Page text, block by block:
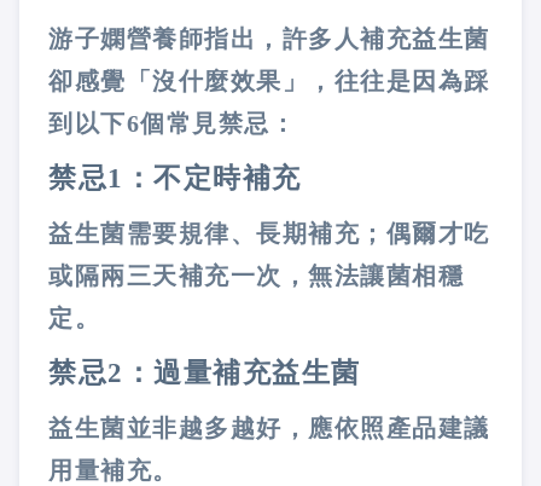
游子嫻營養師指出，許多人補充益生菌
卻感覺「沒什麼效果」，往往是因為踩
到以下6個常見禁忌：
禁忌1：不定時補充
益生菌需要規律、長期補充；偶爾才吃
或隔兩三天補充一次，無法讓菌相穩
定。
禁忌2：過量補充益生菌
益生菌並非越多越好，應依照產品建議
用量補充。